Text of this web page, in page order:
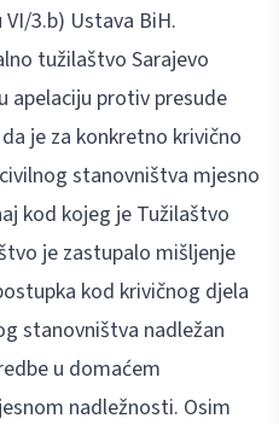
3.b) Ustava BiH.
tužilaštvo Sarajevo
apelaciju protiv presude
je za konkretno krivično
stanovništva mjesno
kod kojeg je Tužilaštvo
je zastupalo mišljenje
kod krivičnog djela
stanovništva nadležan
u domaćem
nadležnosti. Osim